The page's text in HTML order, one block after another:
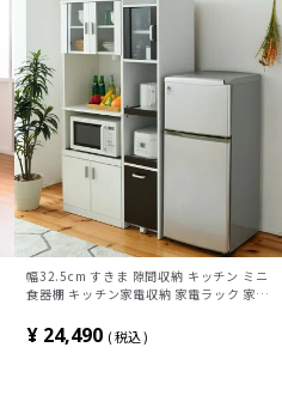
幅32.5cm すきま 隙間収納 キッチン ミニ
食器棚 キッチン家電収納 家電ラック 家電
扉付き キッチンラック
¥ 24,490 税込